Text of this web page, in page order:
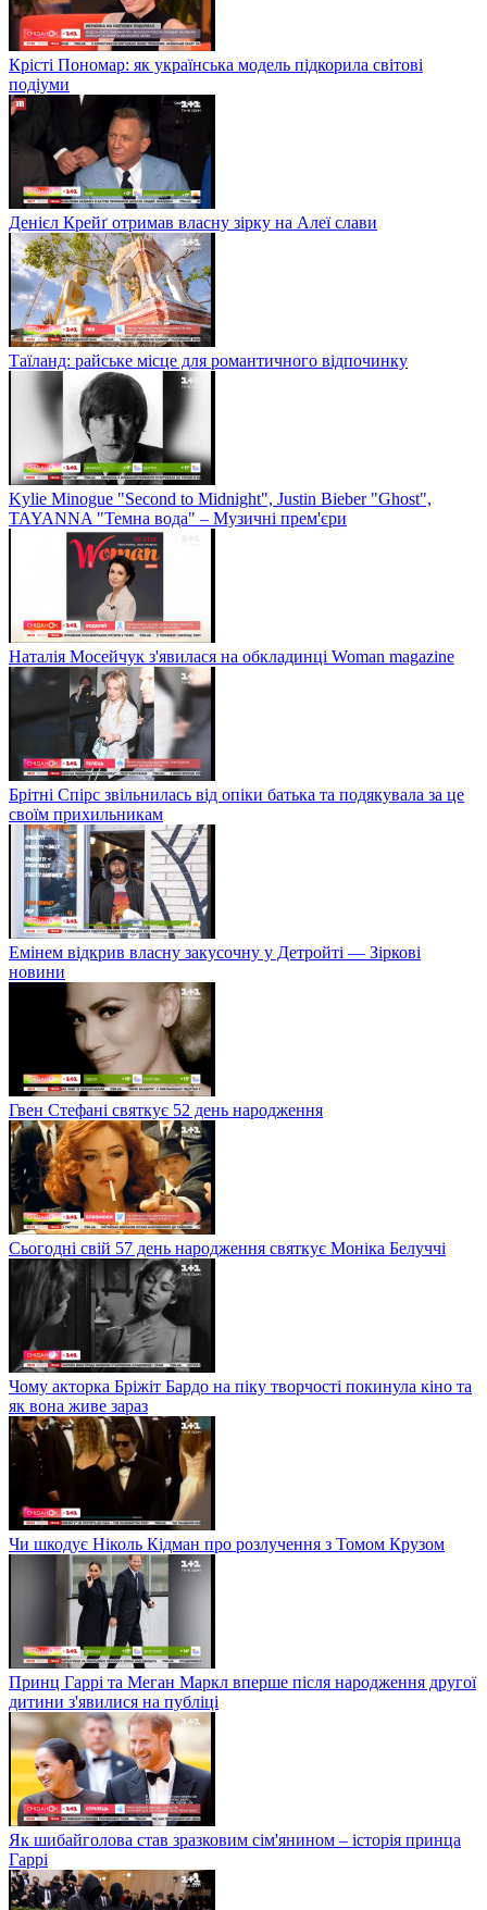
Крісті Пономар: як українська модель підкорила світові
подіуми
Денієл Крейґ отримав власну зірку на Алеї слави
Таїланд: райське місце для романтичного відпочинку
Kylie Minogue "Second to Midnight", Justin Bieber "Ghost",
TAYANNA "Темна вода" – Музичні прем'єри
Наталія Мосейчук з'явилася на обкладинці Woman magazine
Брітні Спірс звільнилась від опіки батька та подякувала за це
своїм прихильникам
Емінем відкрив власну закусочну у Детройті — Зіркові
новини
Гвен Стефані святкує 52 день народження
Сьогодні свій 57 день народження святкує Моніка Белуччі
Чому акторка Бріжіт Бардо на піку творчості покинула кіно та
як вона живе зараз
Чи шкодує Ніколь Кідман про розлучення з Томом Крузом
Принц Гаррі та Меган Маркл вперше після народження другої
дитини з'явилися на публіці
Як шибайголова став зразковим сім'янином – історія принца
Гаррі